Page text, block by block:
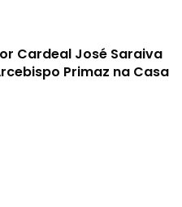
Cardeal José Saraiva
Primaz na Casa